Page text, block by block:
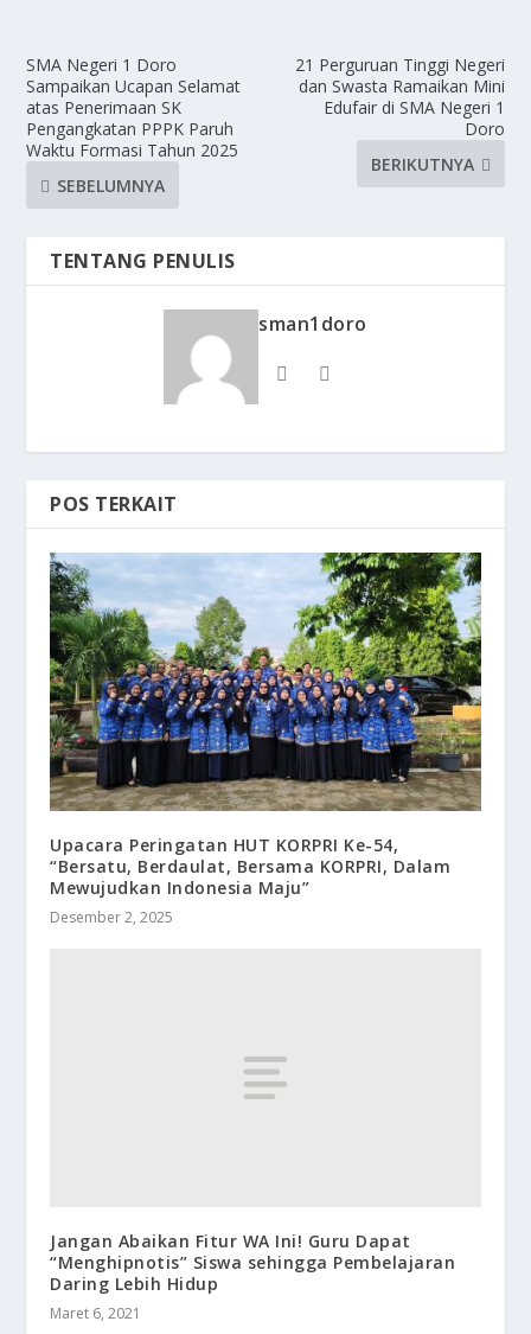
SMA Negeri 1 Doro
Sampaikan Ucapan Selamat
atas Penerimaan SK
Pengangkatan PPPK Paruh
Waktu Formasi Tahun 2025
SEBELUMNYA
21 Perguruan Tinggi Negeri
dan Swasta Ramaikan Mini
Edufair di SMA Negeri 1
Doro
BERIKUTNYA
TENTANG PENULIS
sman1doro
POS TERKAIT
Upacara Peringatan HUT KORPRI Ke-54,
“Bersatu, Berdaulat, Bersama KORPRI, Dalam
Mewujudkan Indonesia Maju”
Desember 2, 2025
Jangan Abaikan Fitur WA Ini! Guru Dapat
“Menghipnotis” Siswa sehingga Pembelajaran
Daring Lebih Hidup
Maret 6, 2021